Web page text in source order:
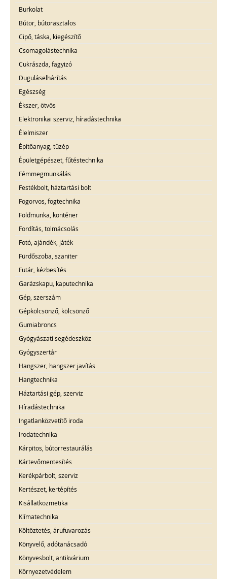
Burkolat
Bútor, bútorasztalos
Cipő, táska, kiegészítő
Csomagolástechnika
Cukrászda, fagyizó
Duguláselhárítás
Egészség
Ékszer, ötvös
Elektronikai szerviz, híradástechnika
Élelmiszer
Építőanyag, tüzép
Épületgépészet, fűtéstechnika
Fémmegmunkálás
Festékbolt, háztartási bolt
Fogorvos, fogtechnika
Földmunka, konténer
Fordítás, tolmácsolás
Fotó, ajándék, játék
Fürdőszoba, szaniter
Futár, kézbesítés
Garázskapu, kaputechnika
Gép, szerszám
Gépkölcsönző, kölcsönző
Gumiabroncs
Gyógyászati segédeszköz
Gyógyszertár
Hangszer, hangszer javítás
Hangtechnika
Háztartási gép, szerviz
Híradástechnika
Ingatlanközvetítő iroda
Irodatechnika
Kárpitos, bútorrestaurálás
Kártevőmentesítés
Kerékpárbolt, szerviz
Kertészet, kertépítés
Kisállatkozmetika
Klímatechnika
Költöztetés, árufuvarozás
Könyvelő, adótanácsadó
Könyvesbolt, antikvárium
Környezetvédelem